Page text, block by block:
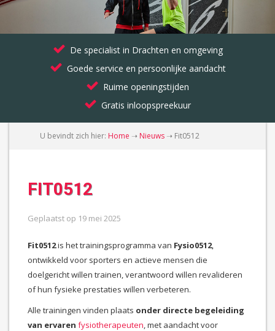
De specialist in Drachten en omgeving
Goede service en persoonlijke aandacht
Ruime openingstijden
Gratis inloopspreekuur
U bevindt zich hier: Home ➝ Nieuws ➝ Fit0512
FIT0512
Geplaatst op 19 mei 2025
Fit0512is het trainingsprogramma van Fysio0512,
ontwikkeld voor sporters en actieve mensen die
doelgericht willen trainen, verantwoord willen revalideren
of hun fysieke prestaties willen verbeteren.
Alle trainingen vinden plaats onder directe begeleiding
van ervaren fysiotherapeuten , met aandacht voor